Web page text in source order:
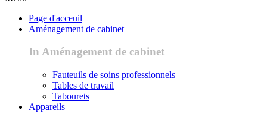
Page d'acceuil
Aménagement de cabinet
In Aménagement de cabinet
Fauteuils de soins professionnels
Tables de travail
Tabourets
Appareils